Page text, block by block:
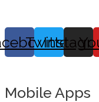
Twitter
Mobile Apps